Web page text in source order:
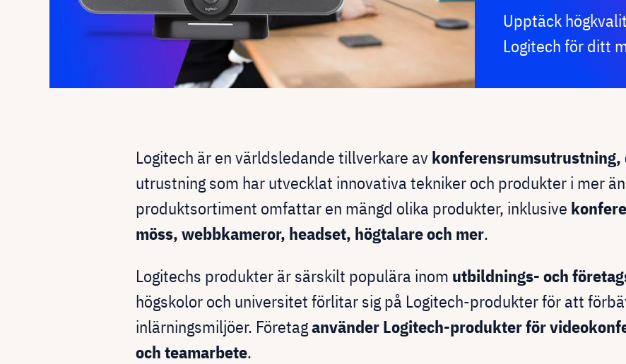
Upptäck
Logitech för ditt
Logitech är en världsledande tillverkare av
utrustning som har utvecklat innovativa tekniker och produkter i mer
produktsortiment omfattar en mängd olika produkter, inklusive
möss, webbkameror, headset, högtalare och mer.
Logitechs produkter är särskilt populära inom utbildnings- och
högskolor och universitet förlitar sig på Logitech-produkter för att
inlärningsmiljöer. Företaganvänder Logitech-produkter för
och teamarbete.